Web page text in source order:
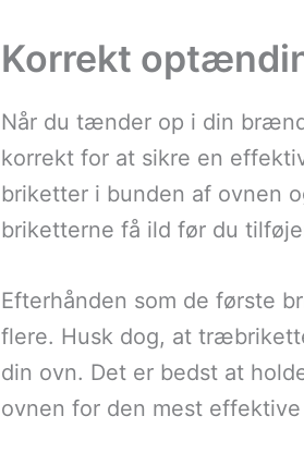
Korrekt
Når du tænder op i din
korrekt for at sikre en
briketter i bunden af ovnen
briketterne få ild før du
Efterhånden som de første
flere. Husk dog, at
din ovn. Det er bedst at
ovnen for den mest